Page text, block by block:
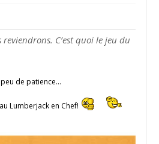
reviendrons. C’est quoi le jeu du
de patience…
Lumberjack en Chef!